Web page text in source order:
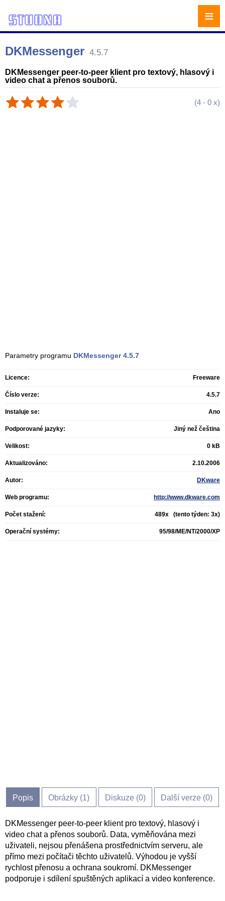
DKMessenger 4.5.7
DKMessenger peer-to-peer klient pro textový, hlasový i
video chat a přenos souborů.
(4 - 0 x)
Parametry programu DKMessenger 4.5.7
Licence: Freeware
Číslo verze: 4.5.7
Instaluje se: Ano
Podporované jazyky: Jiný než čeština
Velikost: 0 kB
Aktualizováno: 2.10.2006
Autor: DKware
Web programu: http://www.dkware.com
Počet stažení: 489x (tento týden: 3x)
Operační systémy: 95/98/ME/NT/2000/XP
Popis Obrázky (1) Diskuze (0) Další verze (0)
DKMessenger peer-to-peer klient pro textový, hlasový i
video chat a přenos souborů. Data, vyměňována mezi
uživateli, nejsou přenášena prostřednictvím serveru, ale
přímo mezi počítači těchto uživatelů. Výhodou je vyšší
rychlost přenosu a ochrana soukromí. DKMessenger
podporuje i sdílení spuštěných aplikací a video konference.
≡